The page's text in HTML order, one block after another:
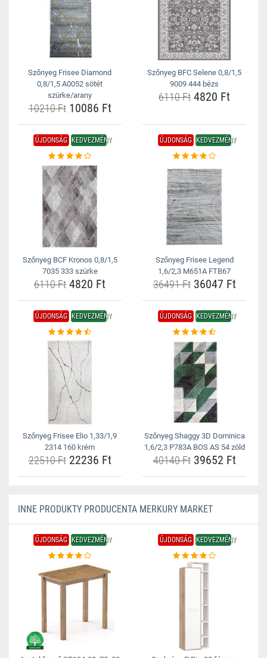
Szőnyeg Frisee Diamond
0,8/1,5 A0052 sötét
szürke/arany
10210 Ft10086 Ft
Szőnyeg BFC Selene 0,8/1,5
9009 444 bézs
6110 Ft 4820 Ft
ÚJDONSÁG KEDVEZMÉNY
Szőnyeg BCF Kronos 0,8/1,5
7035 333 szürke
6110 Ft 4820 Ft
ÚJDONSÁG KEDVEZMÉNY
Szőnyeg Frisee Legend
1,6/2,3 M651A FTB67
36491 Ft36047 Ft
ÚJDONSÁG KEDVEZMÉNY
Szőnyeg Frisee Elio 1,33/1,9
2314 160 krém
22510 Ft22236 Ft
ÚJDONSÁG KEDVEZMÉNY
Szőnyeg Shaggy 3D Dominica
1,6/2,3 P783A BOS AS 54 zöld
40140 Ft39652 Ft
INNE PRODUKTY PRODUCENTA MERKURY MARKET
ÚJDONSÁG KEDVEZMÉNY ÚJDONSÁG KEDVEZMÉNY